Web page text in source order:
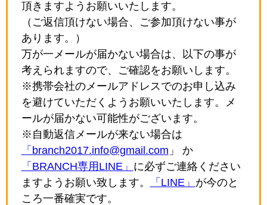
頂きますようお願いいたします。
（ご返信頂けない場合、ご参加頂けない事が
あります。）
万が一メールが届かない場合は、以下の事が
考えられますので、ご確認をお願いします。
※携帯会社のメールアドレスでのお申し込み
を避けていただくようお願いいたします。メ
ールが届かない可能性がございます。
※自動返信メールが来ない場合は
「branch2017.info@gmail.com 」 か
「BRANCH専用LINE」 に必ずご連絡ください
ますようお願い致します。
「LINE」 が今のと
ころ一番確実です。